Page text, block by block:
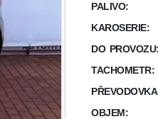
PALIVO:
KAROSERIE:
DO PROVOZU:
TACHOMETR:
OBJEM: